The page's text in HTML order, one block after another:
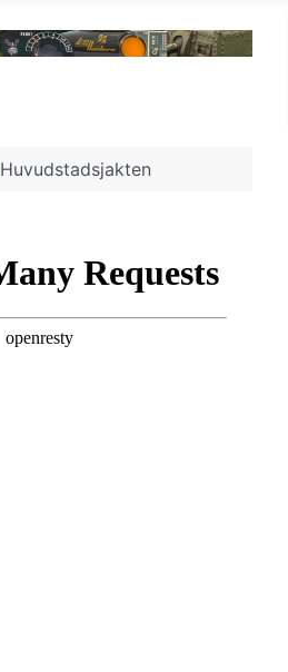
Huvudstadsjakten